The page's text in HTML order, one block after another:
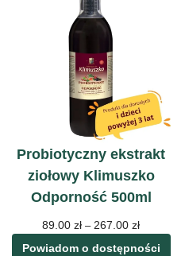
Probiotyczny ekstrakt
ziołowy Klimuszko
Odporność 500ml
89.00zł – 267.00zł
Powiadom o dostępności